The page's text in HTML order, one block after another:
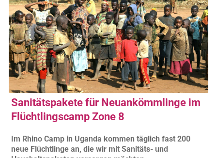
Sanitätspakete für Neuankömmlinge im
Flüchtlingscamp Zone 8
Im Rhino Camp in Uganda kommen täglich fast 200
neue Flüchtlinge an, die wir mit Sanitäts- und